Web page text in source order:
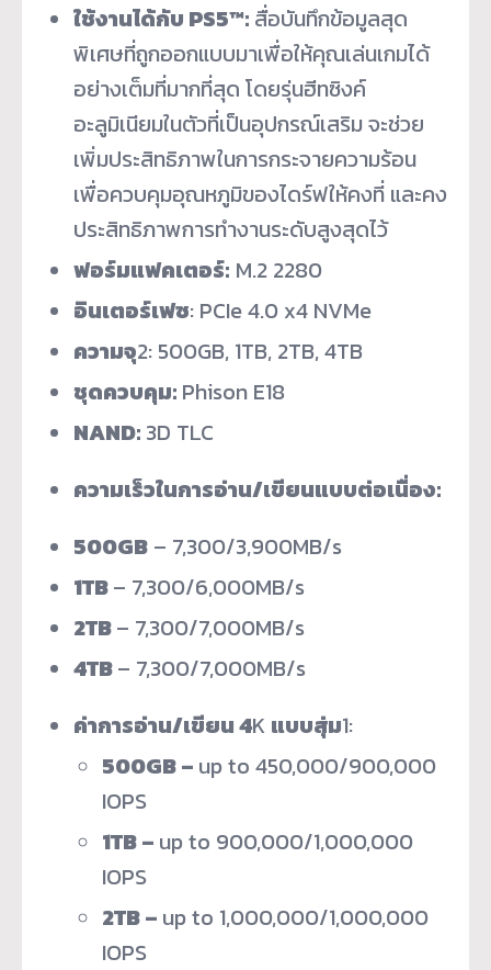
ใช้งานได้กับ PS5™: สื่อบันทึกข้อมูลสุด
พิเศษที่ถูกออกแบบมาเพื่อให้คุณเล่นเกมได้
อย่างเต็มที่มากที่สุด โดยรุ่นฮีทซิงค์
อะลูมิเนียมในตัวที่เป็นอุปกรณ์เสริม จะช่วย
เพิ่มประสิทธิภาพในการกระจายความร้อน
เพื่อควบคุมอุณหภูมิของไดร์ฟให้คงที่ และคง
ประสิทธิภาพการทำงานระดับสูงสุดไว้
ฟอร์มแฟคเตอร์: M.2 2280
อินเตอร์เฟซ: PCIe 4.0 x4 NVMe
ความจุ2: 500GB, 1TB, 2TB, 4TB
ชุดควบคุม: Phison E18
NAND: 3D TLC
ความเร็วในการอ่าน/เขียนแบบต่อเนื่อง:
500GB– 7,300/3,900MB/s
1TB– 7,300/6,000MB/s
2TB– 7,300/7,000MB/s
4TB– 7,300/7,000MB/s
ค่าการอ่าน/เขียน 4K แบบสุ่ม1:
500GB – up to 450,000/900,000
IOPS
1TB – up to 900,000/1,000,000
IOPS
2TB – up to 1,000,000/1,000,000
IOPS